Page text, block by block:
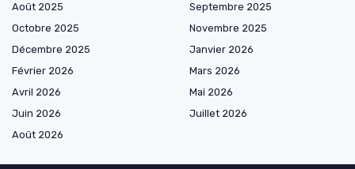
Août 2025
Septembre 2025
Octobre 2025
Novembre 2025
Décembre 2025
Janvier 2026
Février 2026
Mars 2026
Avril 2026
Mai 2026
Juin 2026
Juillet 2026
Août 2026